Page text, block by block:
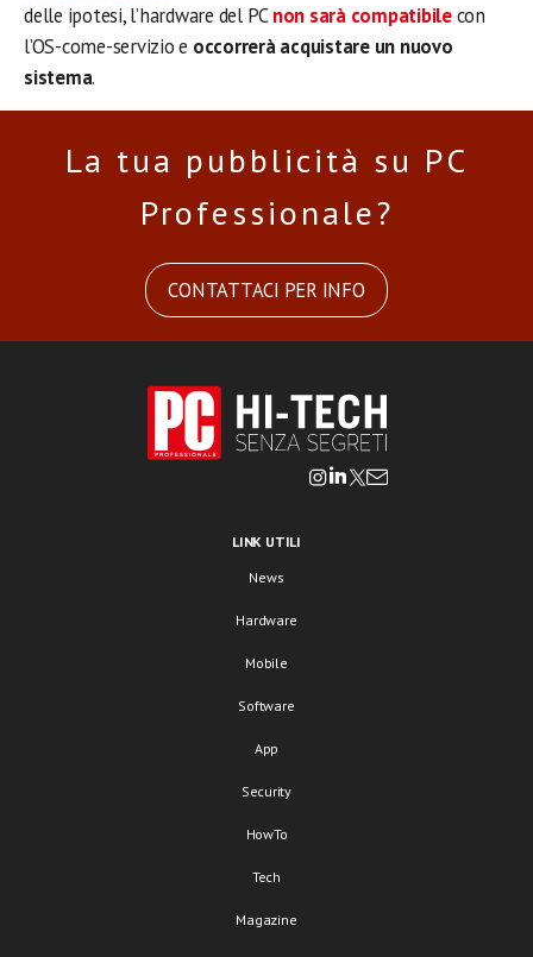
delle ipotesi, l’hardware del PCnon sarà compatibilecon
l’OS-come-servizio e occorrerà acquistare un nuovo
sistema.
La tua pubblicità su PC
Professionale?
CONTATTACI PER INFO
LINK UTILI
News
Hardware
Mobile
Software
App
Security
HowTo
Tech
Magazine